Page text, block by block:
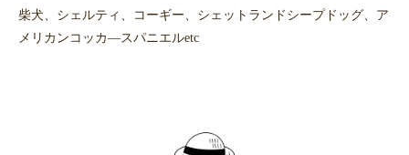
柴犬、シェルティ、コーギー、シェットランドシープドッグ、ア
メリカンコッカ―スパニエルetc